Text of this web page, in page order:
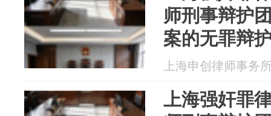
师刑事辩护
案的无罪辩
上海申创律师事务
上海强奸罪